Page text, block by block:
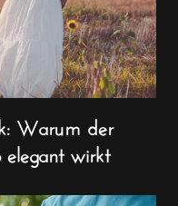
Warum der
wirkt